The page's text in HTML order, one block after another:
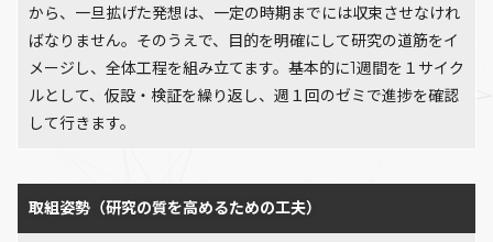
から、一旦拡げた発想は、一定の時期までには収束させなけれ
ばなりません。そのうえで、目的を明確にして研究の道筋をイ
メージし、全体工程を組み立てます。基本的に1週間を１サイク
ルとして、仮設・検証を繰り返し、週１回のゼミで進捗を確認
して行きます。
取組姿勢（研究の質を高めるための工夫）